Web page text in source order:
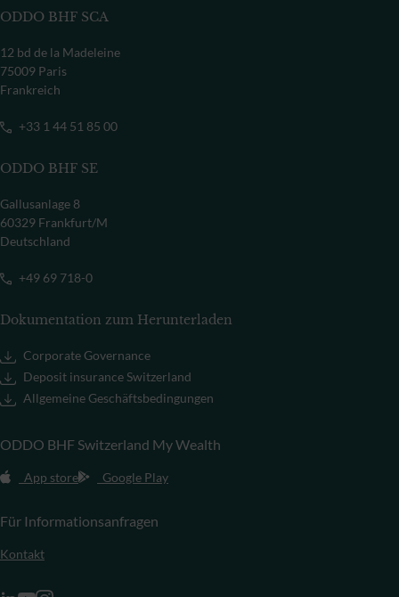
ODDO BHF SCA
12 bd de la Madeleine
75009 Paris
Frankreich
+33 1 44 51 85 00
ODDO BHF SE
Gallusanlage 8
60329 Frankfurt/M
Deutschland
+49 69 718-0
Dokumentation zum Herunterladen
Corporate Governance
Deposit insurance Switzerland
Allgemeine Geschäftsbedingungen
ODDO BHF Switzerland My Wealth
App store Google Play
Für Informationsanfragen
Kontakt